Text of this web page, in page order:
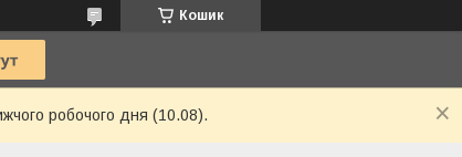
Кошик
робочого дня (10.08).